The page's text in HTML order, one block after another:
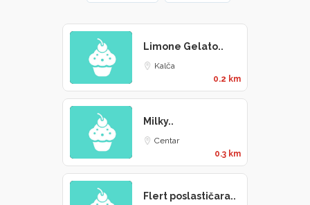
Limone Gelato..
Kalča
0.2 km
Milky..
Centar
0.3 km
Flert poslastičara..